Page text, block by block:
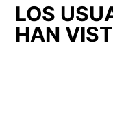
LOS
HAN